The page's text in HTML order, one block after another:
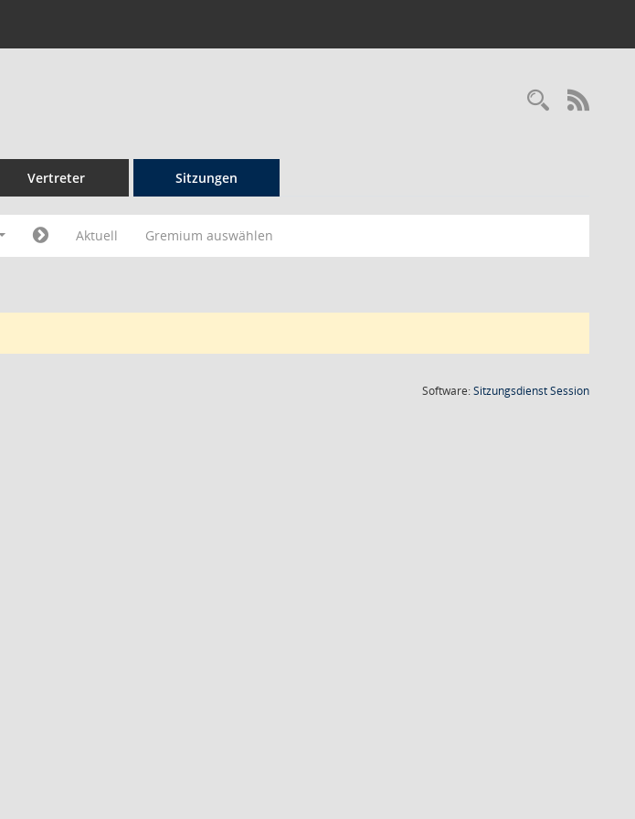
Vertreter Sitzungen
Aktuell Gremium auswählen
Software:SitzungsdienstSession(Wird in